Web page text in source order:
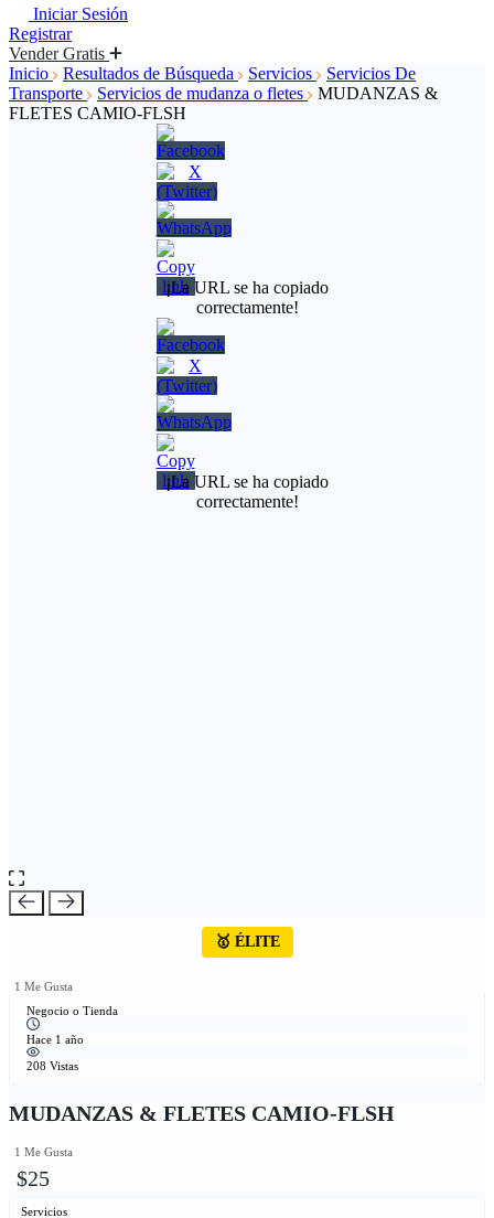
Iniciar Sesión
Registrar
Vender Gratis
Inicio
Resultados de Búsqueda Servicios
Servicios De
Transporte
Servicios de mudanza o fletes
MUDANZAS &
FLETES CAMIO-FLSH
¡La URL se ha copiado
correctamente!
¡La URL se ha copiado
correctamente!
🥇 ÉLITE
1 Me Gusta
Negocio o Tienda
Hace 1 año
208 Vistas
MUDANZAS & FLETES CAMIO-FLSH
1 Me Gusta
$25
Servicios